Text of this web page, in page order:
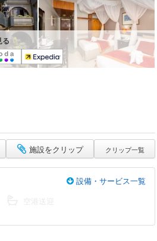
る
施設をクリップ クリップ一覧
設備・サービス一覧